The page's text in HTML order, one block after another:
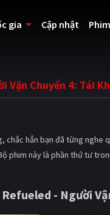
gia Cập nhật
Vận Chuyển 4: Tái
chắc hẳn bạn đã từng nghe
phim này là phần thứ tư
- Người